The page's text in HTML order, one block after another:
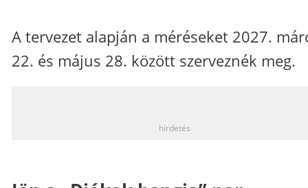
A tervezet alapján a méréseket 2027.
22. és május 28. között szerveznék meg.
hirdetés